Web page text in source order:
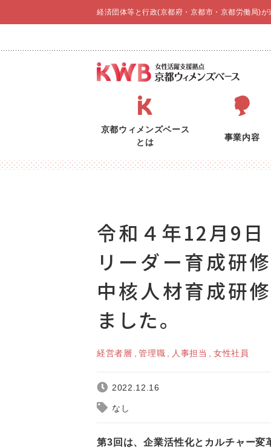
経済団体等と行政(京都府・京都市・京都労働局)
京都ウィメンズベース
とは
事業内容
令和４年12月9
リーダー育成研
中核人材育成研
ました。
経営者層 管理職 人事担当 女性社員
2022.12.16
なし
第3回は、企業活性化とカルチャー